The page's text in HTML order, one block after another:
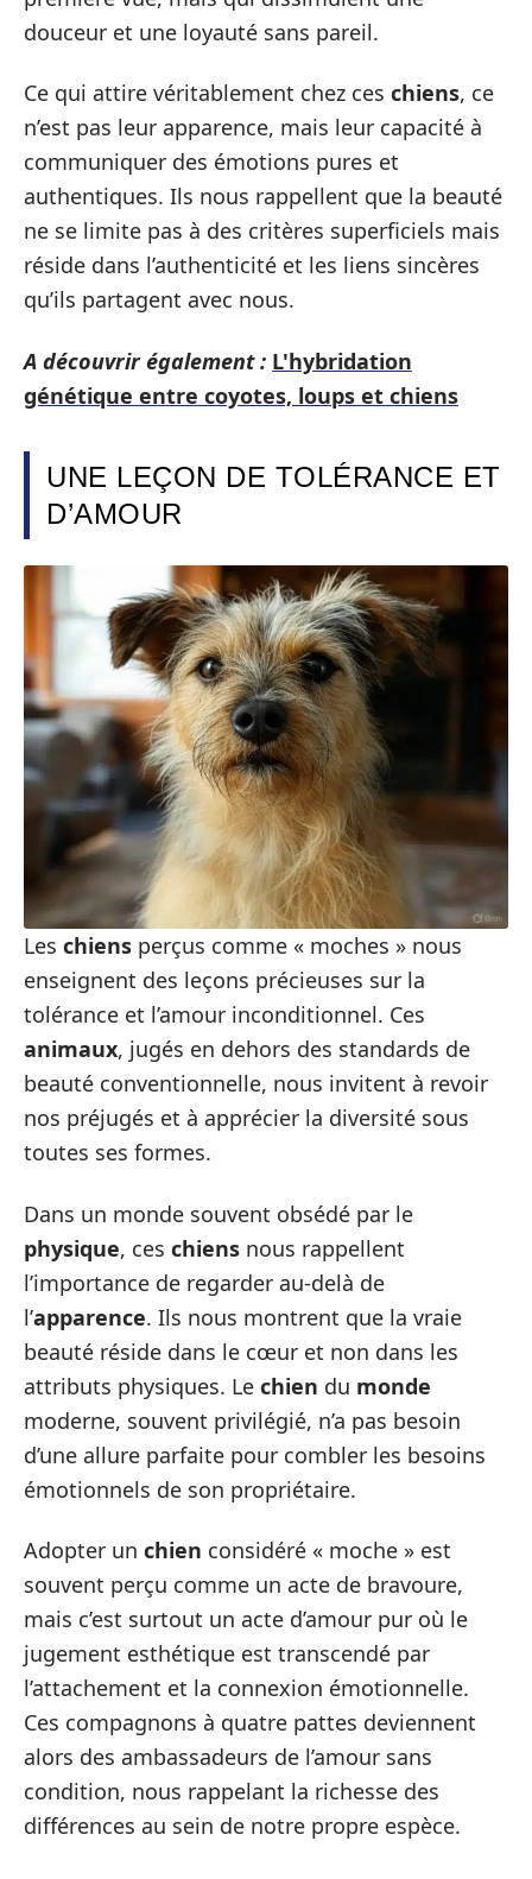
douceur et une loyauté sans pareil.
Ce qui attire véritablement chez ces chiens, ce
n’est pas leur apparence, mais leur capacité à
communiquer des émotions pures et
authentiques. Ils nous rappellent que la beauté
ne se limite pas à des critères superficiels mais
réside dans l’authenticité et les liens sincères
qu’ils partagent avec nous.
A découvrir également : L'hybridation
génétique entre coyotes, loups et chiens
UNE LEÇON DE TOLÉRANCE ET
D’AMOUR
Les chiens perçus comme « moches » nous
enseignent des leçons précieuses sur la
tolérance et l’amour inconditionnel. Ces
animaux, jugés en dehors des standards de
beauté conventionnelle, nous invitent à revoir
nos préjugés et à apprécier la diversité sous
toutes ses formes.
Dans un monde souvent obsédé par le
physique, ces chiens nous rappellent
l’importance de regarder au-delà de
l’apparence. Ils nous montrent que la vraie
beauté réside dans le cœur et non dans les
attributs physiques. Le chien du monde
moderne, souvent privilégié, n’a pas besoin
d’une allure parfaite pour combler les besoins
émotionnels de son propriétaire.
Adopter un chien considéré « moche » est
souvent perçu comme un acte de bravoure,
mais c’est surtout un acte d’amour pur où le
jugement esthétique est transcendé par
l’attachement et la connexion émotionnelle.
Ces compagnons à quatre pattes deviennent
alors des ambassadeurs de l’amour sans
condition, nous rappelant la richesse des
différences au sein de notre propre espèce.